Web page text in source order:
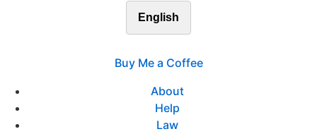
English
Buy Me a Coffee
About
Help
Law